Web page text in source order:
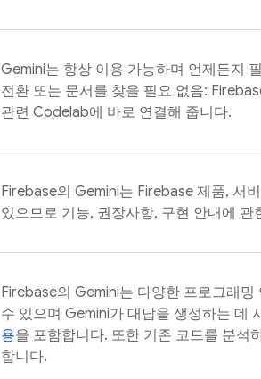
Gemini는 항상 이용 가능하며 언제든지
전환 또는 문서를 찾을 필요 없음:
관련 Codelab에 바로 연결해 줍니다.
Firebase의 Gemini는 Firebase 제품, 서
있으므로 기능, 권장사항, 구현 안내에
Firebase의 Gemini는 다양한 프로그래
수 있으며 Gemini가 대답을 생성하는 데
용을 포함합니다. 또한 기존 코드를 분석
합니다.